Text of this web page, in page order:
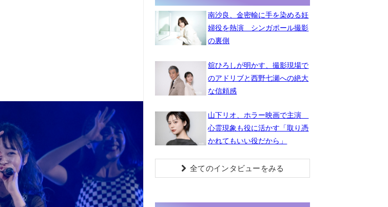
南沙良、金密輸に手を染める妊
婦役を熱演 シンガポール撮影
の裏側
舘ひろしが明かす、撮影現場で
のアドリブと西野七瀬への絶大
な信頼感
山下リオ、ホラー映画で主演
心霊現象も役に活かす「取り憑
かれてもいい役だから」
全てのインタビューをみる